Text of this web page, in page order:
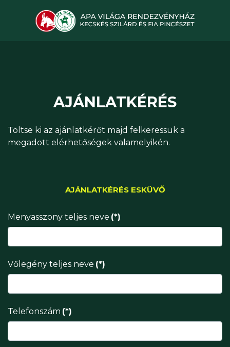
AJÁNLATKÉRÉS
Töltse ki az ajánlatkérőt majd felkeressük a
megadott elérhetőségek valamelyikén.
AJÁNLATKÉRÉS ESKÜVŐ
Menyasszony teljes neve (*)
Vőlegény teljes neve (*)
Telefonszám (*)